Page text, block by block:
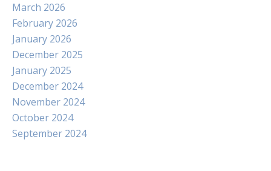
March 2026
February 2026
January 2026
December 2025
January 2025
December 2024
November 2024
October 2024
September 2024